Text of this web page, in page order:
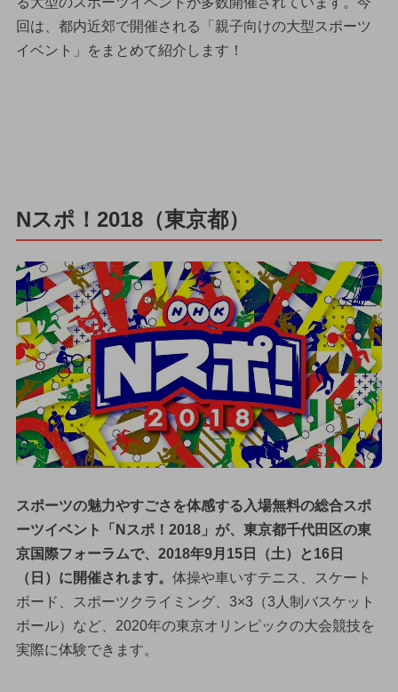
回は、都内近郊で開催される「親子向けの大型スポーツ
イベント」をまとめて紹介します！
Nスポ！2018（東京都）
スポーツの魅力やすごさを体感する入場無料の総合スポ
ーツイベント「Nスポ！2018」が、東京都千代田区の東
京国際フォーラムで、2018年9月15日（土）と16日
（日）に開催されます。 体操や車いすテニス、スケート
ボード、スポーツクライミング、3×3（3人制バスケット
ボール）など、2020年の東京オリンピックの大会競技を
実際に体験できます。